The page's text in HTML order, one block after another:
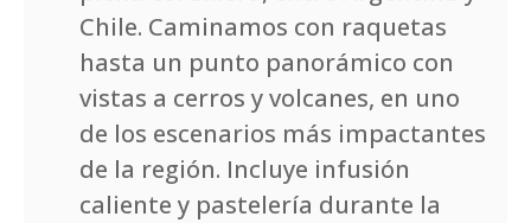
Chile. Caminamos con raquetas
hasta un punto panorámico con
vistas a cerros y volcanes, en uno
de los escenarios más impactantes
de la región. Incluye infusión
caliente y pastelería durante la